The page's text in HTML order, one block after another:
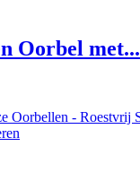
Oorbel met...